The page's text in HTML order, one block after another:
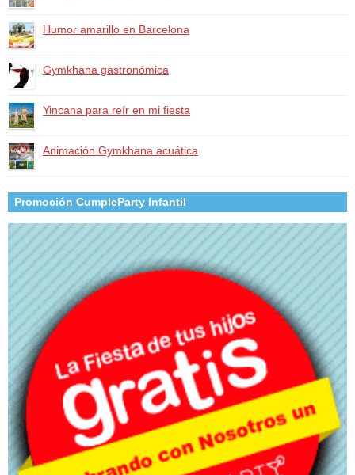
Humor amarillo en Barcelona
Gymkhana gastronómica
Yincana para reír en mi fiesta
Animación Gymkhana acuática
Promoción CumpleParty Infantil